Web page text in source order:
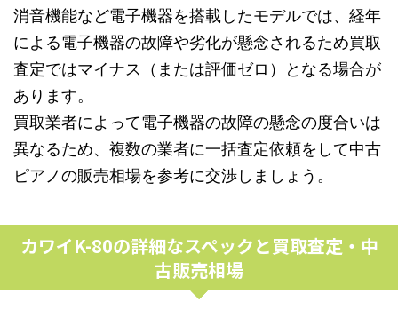
消音機能など電子機器を搭載したモデルでは、経年
による電子機器の故障や劣化が懸念されるため買取
査定ではマイナス（または評価ゼロ）となる場合が
あります。
買取業者によって電子機器の故障の懸念の度合いは
異なるため、複数の業者に一括査定依頼をして中古
ピアノの販売相場を参考に交渉しましょう。
カワイK-80の詳細なスペックと買取査定・中
古販売相場